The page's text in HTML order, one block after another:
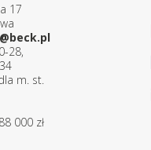
17
28,
m. st.
000 zł